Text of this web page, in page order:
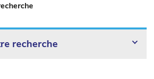
recherche